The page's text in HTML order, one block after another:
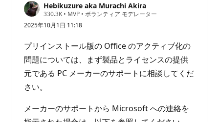
Hebikuzure aka Murachi Akira
330.3K 評
価
の
イ
ン
ト
• MVP • ボランティア モデレーター
2025年10月1日 11:18
プリインストール版の Office のアクティブ化の
問題については、まず製品とライセンスの提供
元である PC メーカーのサポートに相談してくだ
さい。
メーカーのサポートから Microsoft への連絡を